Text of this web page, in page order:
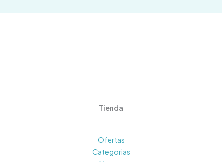
Tienda
Ofertas
Categorias